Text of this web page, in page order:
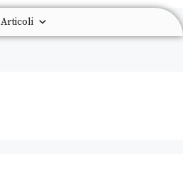
Articoli